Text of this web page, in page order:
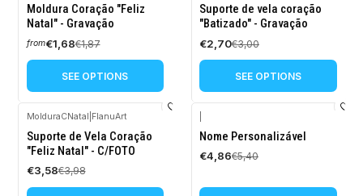
-10%
OFF
Moldura Coração "Feliz
Natal" - Gravação
from€1,68€1,87
SEE OPTIONS
-10%
OFF
Suporte de vela coração
"Batizado" - Gravação
€2,70€3,00
SEE OPTIONS
-10%
OFF
MolduraCNatal FlanuArt
Suporte de Vela Coração
"Feliz Natal" - C/FOTO
€3,58€3,98
-10%
OFF
Nome Personalizável
€4,86€5,40